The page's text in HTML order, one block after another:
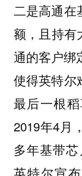
二是高通在
额，且持有
通的客户绑
使得英特尔
最后一根
2019年4月
多年基带
英特尔宣